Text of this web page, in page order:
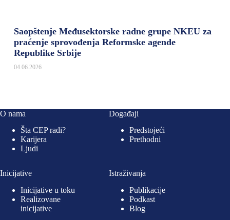
Saopštenje Međusektorske radne grupe NKEU za
praćenje sprovođenja Reformske agende
Republike Srbije
04.06.2026
O nama
Šta CEP radi?
Karijera
Ljudi
Događaji
Predstojeći
Prethodni
Inicijative
Inicijative u toku
Realizovane
inicijative
Istraživanja
Publikacije
Podkast
Blog